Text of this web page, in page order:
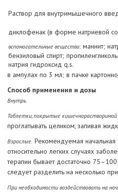
Раствор для внутримышечного
диклофенак (в форме натриевой
вспомогательные вещества:маннит;
бензиловый спирт;
натрия гидроксид q.s.
в ампулах по 3 мл; в пачке
Способ применения и дозы
Внутрь.
Таблетки, покрытые кишечнорастворимой
проглатывать целиком, запивая
Взрослые. Рекомендуемая
относительно легких случаях
терапии бывает достаточно
следует разделить на несколько
При необходимости воздействовать на